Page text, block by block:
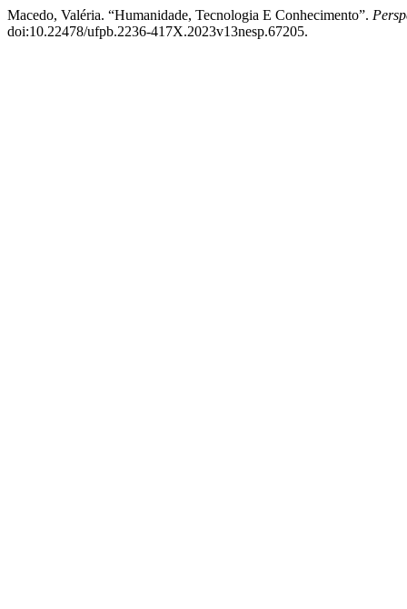
Macedo, Valéria. “Humanidade, Tecnologia E Conhecimento”.
doi:10.22478/ufpb.2236-417X.2023v13nesp.67205.